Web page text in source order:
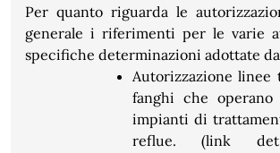
Per quanto riguarda le
generale i riferimenti per le varie
specifiche determinazioni adottate
Autorizzazione linee
fanghi che operano
impianti di
reflue. (link